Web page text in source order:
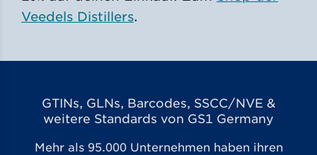
Veedels Distillers.
GTINs, GLNs, Barcodes, SSCC/NVE &
weitere Standards von GS1 Germany
Mehr als 95.000 Unternehmen haben ihren